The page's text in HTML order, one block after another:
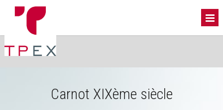
Carnot XIXème siècle